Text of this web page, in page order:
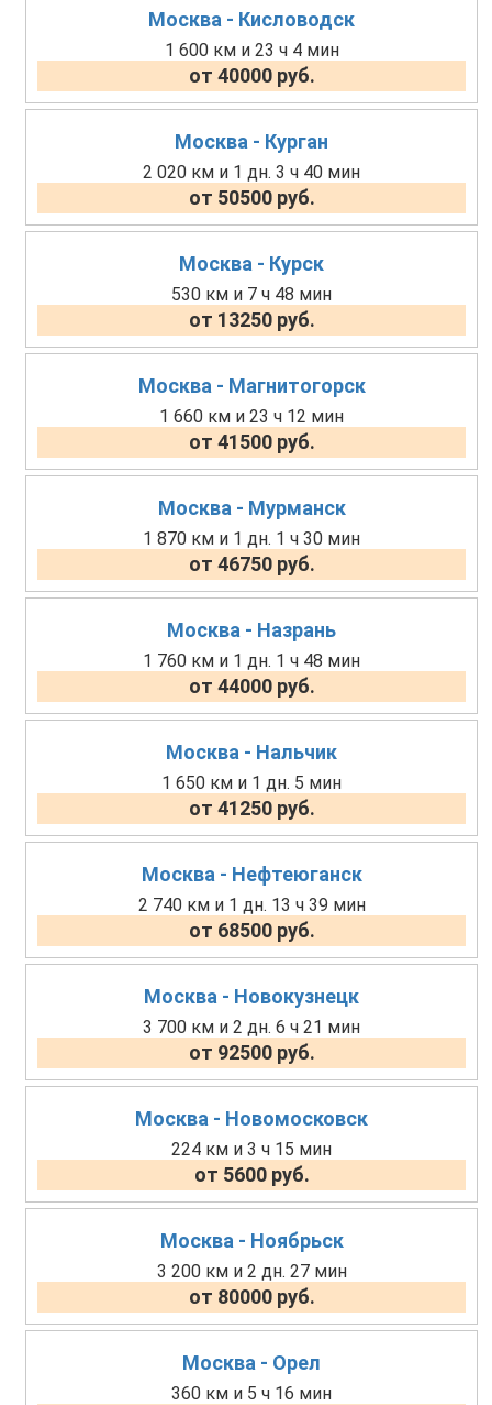
Москва - Кисловодск
1 600 км и 23 ч 4 мин
от 40000 руб.
Москва - Курган
2 020 км и 1 дн. 3 ч 40 мин
от 50500 руб.
Москва - Курск
530 км и 7 ч 48 мин
от 13250 руб.
Москва - Магнитогорск
1 660 км и 23 ч 12 мин
от 41500 руб.
Москва - Мурманск
1 870 км и 1 дн. 1 ч 30 мин
от 46750 руб.
Москва - Назрань
1 760 км и 1 дн. 1 ч 48 мин
от 44000 руб.
Москва - Нальчик
1 650 км и 1 дн. 5 мин
от 41250 руб.
Москва - Нефтеюганск
2 740 км и 1 дн. 13 ч 39 мин
от 68500 руб.
Москва - Новокузнецк
3 700 км и 2 дн. 6 ч 21 мин
от 92500 руб.
Москва - Новомосковск
224 км и 3 ч 15 мин
от 5600 руб.
Москва - Ноябрьск
3 200 км и 2 дн. 27 мин
от 80000 руб.
Москва - Орел
360 км и 5 ч 16 мин